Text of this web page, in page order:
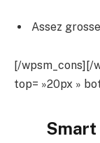
Assez grosse
[/wpsm_cons][/
top= »20px »
Smart